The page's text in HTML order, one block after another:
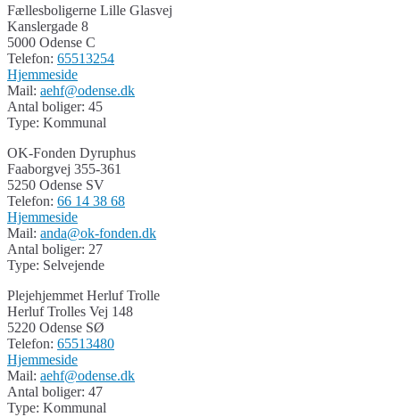
Fællesboligerne Lille Glasvej
Kanslergade 8
5000 Odense C
Telefon: 65513254
Hjemmeside
Mail: aehf@odense.dk
Antal boliger: 45
Type: Kommunal
OK-Fonden Dyruphus
Faaborgvej 355-361
5250 Odense SV
Telefon: 66 14 38 68
Hjemmeside
Mail: anda@ok-fonden.dk
Antal boliger: 27
Type: Selvejende
Plejehjemmet Herluf Trolle
Herluf Trolles Vej 148
5220 Odense SØ
Telefon: 65513480
Hjemmeside
Mail: aehf@odense.dk
Antal boliger: 47
Type: Kommunal